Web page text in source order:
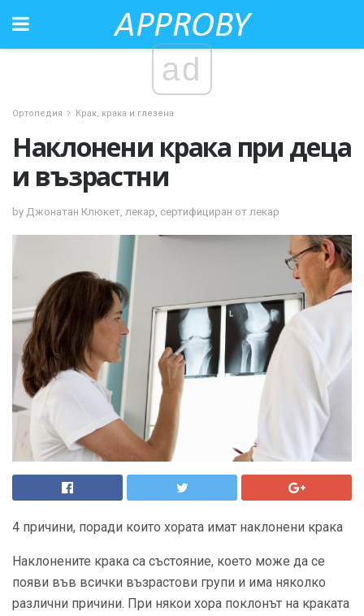
ad
Ортопедия Крак, крака и глезена
Наклонени крака при деца
и възрастни
by Джонатан Клюкет, лекар, сертифициран от лекар
4 причини, поради които хората имат наклонени крака
Наклонените крака са състояние, което може да се
появи във всички възрастови групи и има няколко
различни причини. При някои хора поклонът на краката